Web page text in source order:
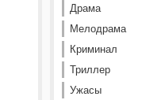
Драма
Мелодрама
Криминал
Триллер
Ужасы